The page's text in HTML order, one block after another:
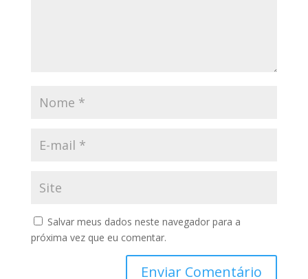
Salvar meus dados neste navegador para a
próxima vez que eu comentar.